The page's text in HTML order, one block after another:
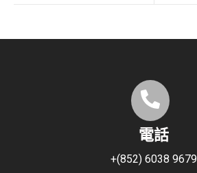
電話
+(852) 6038 9679